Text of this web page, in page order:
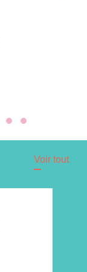
Voir tout